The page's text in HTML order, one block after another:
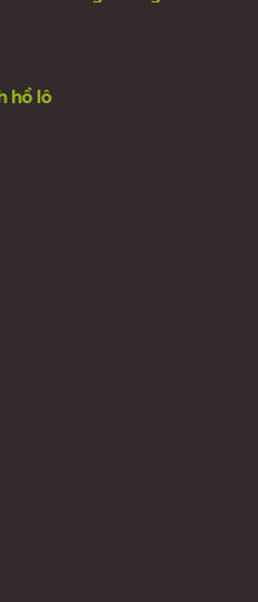
hồ lô